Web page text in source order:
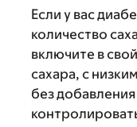
Если у вас
количество
включите в
сахара, с
без